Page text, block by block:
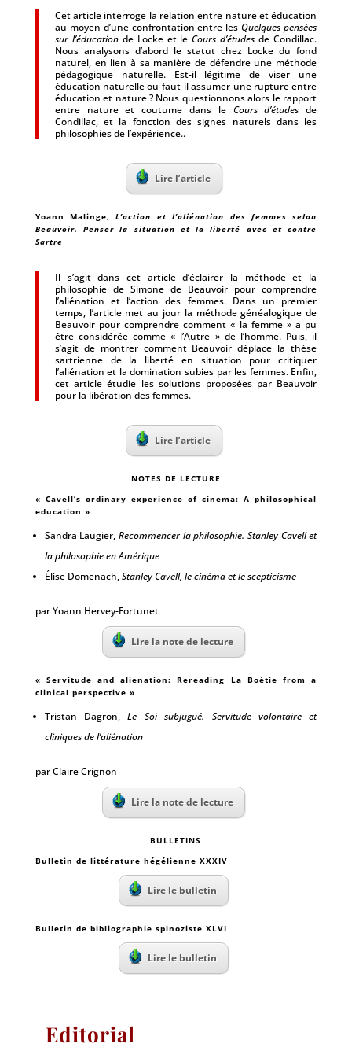
Cet article interroge la relation entre nature et éducation
au moyen d’une confrontation entre lesQuelques pensées
sur l’éducationde Locke et leCours d’études de Condillac.
Nous analysons d’abord le statut chez Locke du fond
naturel, en lien à sa manière de défendre une méthode
pédagogique naturelle. Est-il légitime de viser une
éducation naturelle ou faut-il assumer une rupture entre
éducation et nature ? Nous questionnons alors le rapport
entre nature et coutume dans le Cours d’études de
Condillac, et la fonction des signes naturels dans les
philosophies de l’expérience..
Lire l’article
Yoann Malinge,L’action et l’aliénation des femmes selon
Beauvoir. Penser la situation et la liberté avec et contre
Sartre
Il s’agit dans cet article d’éclairer la méthode et la
philosophie de Simone de Beauvoir pour comprendre
l’aliénation et l’action des femmes. Dans un premier
temps, l’article met au jour la méthode généalogique de
Beauvoir pour comprendre comment « la femme » a pu
être considérée comme « l’Autre » de l’homme. Puis, il
s’agit de montrer comment Beauvoir déplace la thèse
sartrienne de la liberté en situation pour critiquer
l’aliénation et la domination subies par les femmes. Enfin,
cet article étudie les solutions proposées par Beauvoir
pour la libération des femmes.
Lire l’article
NOTES DE LECTURE
« Cavell’s ordinary experience of cinema: A philosophical
education​ »
Sandra Laugier,Recommencer la philosophie. Stanley Cavell et
la philosophie en Amérique
Élise Domenach,Stanley Cavell, le cinéma et le scepticisme
par Yoann Hervey-Fortunet
Lire la note de lecture
« Servitude and alienation: Rereading La Boétie from a
clinical perspective »
Tristan Dagron,Le Soi subjugué. Servitude volontaire et
cliniques de l’aliénation
par Claire Crignon
Lire la note de lecture
BULLETINS
Bulletin de littérature hégélienne XXXIV
Lire le bulletin
Bulletin de bibliographie spinoziste XLVI
Lire le bulletin
Editorial